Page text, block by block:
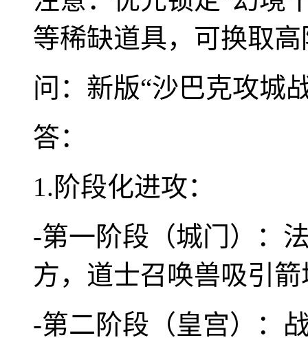
等稀缺道具，可换取
问：新版“沙巴克攻城
答：
1.阶段化进攻：
-第一阶段（城门）：
方，道士召唤兽吸引
-第二阶段（皇宫）：